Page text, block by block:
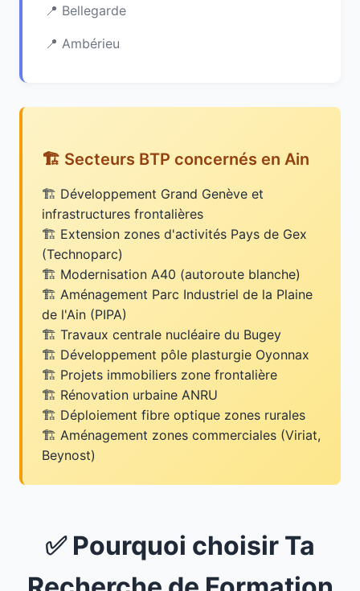
Bellegarde
Ambérieu
🏗️ Secteurs BTP concernés en Ain
Développement Grand Genève et
infrastructures frontalières
Extension zones d'activités Pays de Gex
(Technoparc)
Modernisation A40 (autoroute blanche)
Aménagement Parc Industriel de la Plaine
de l'Ain (PIPA)
Travaux centrale nucléaire du Bugey
Développement pôle plasturgie Oyonnax
Projets immobiliers zone frontalière
Rénovation urbaine ANRU
Déploiement fibre optique zones rurales
Aménagement zones commerciales (Viriat,
Beynost)
✅ Pourquoi choisir Ta